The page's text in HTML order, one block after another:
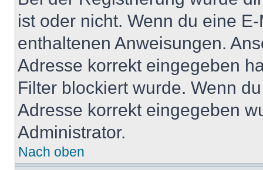
ist oder nicht. Wenn du eine
enthaltenen Anweisungen.
Adresse korrekt eingegeben
Filter blockiert wurde. Wenn
Adresse korrekt eingegeben
Administrator.
Nach oben